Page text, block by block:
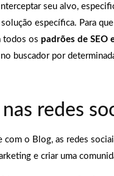
seu alvo,
específica. Para
todos os padrões de SEO
buscador por
nas redes
com o Blog, as redes
e criar uma